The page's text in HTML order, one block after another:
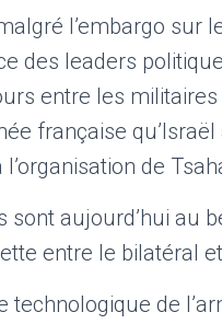
l’embargo sur
des leaders
entre les
française
de
sont aujourd’hui au
entre le bilatéral
technologique de